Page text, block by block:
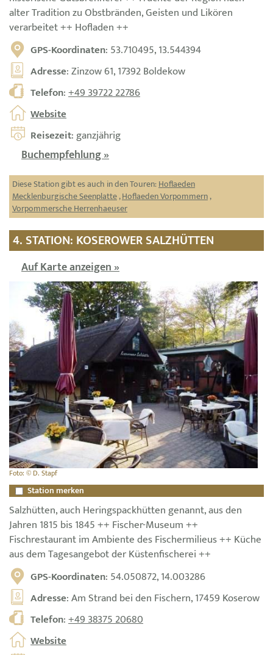
alter Tradition zu Obstbränden, Geisten und Likören
verarbeitet ++ Hofladen ++
GPS-Koordinaten: 53.710495, 13.544394
Adresse: Zinzow 61, 17392 Boldekow
Telefon:+49 39722 22786
Website
Reisezeit: ganzjährig
Buchempfehlung »
Diese Station gibt es auch in den Touren:Hoflaeden
Mecklenburgische Seenplatte,Hoflaeden Vorpommern,
Vorpommersche Herrenhaeuser
4. STATION: KOSEROWER SALZHÜTTEN
Auf Karte anzeigen »
Foto: © D. Stapf
Station merken
Salzhütten, auch Heringspackhütten genannt, aus den
Jahren 1815 bis 1845 ++ Fischer-Museum ++
Fischrestaurant im Ambiente des Fischermilieus ++ Küche
aus dem Tagesangebot der Küstenfischerei ++
GPS-Koordinaten: 54.050872, 14.003286
Adresse: Am Strand bei den Fischern, 17459 Koserow
Telefon:+49 38375 20680
Website